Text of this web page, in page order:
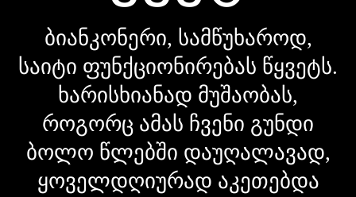
ბიანკონერი, სამწუხაროდ,
საიტი ფუნქციონირებას წყვეტს.
ხარისხიანად მუშაობას,
როგორც ამას ჩვენი გუნდი
ბოლო წლებში დაუღალავად,
ყოველდღიურად აკეთებდა